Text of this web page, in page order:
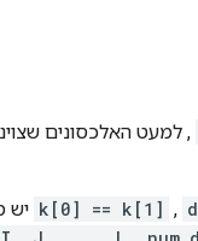
, למעט האלכסונים
k[0] == k[1] , יש